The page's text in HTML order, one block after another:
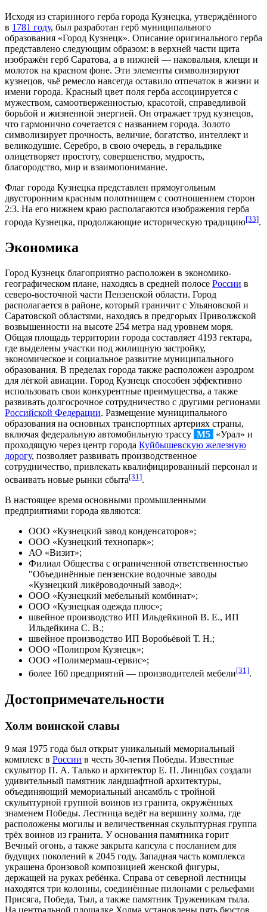
Исходя из старинного герба города Кузнецка, утверждённого
в 1781 году, был разработан герб муниципального
образования «Город Кузнецк». Описание оригинального герба
представлено следующим образом: в верхней части щита
изображён герб Саратова, а в нижней — наковальня, клещи и
молоток на красном фоне. Эти элементы символизируют
кузнецов, чьё ремесло навсегда оставило отпечаток в жизни и
имени города. Красный цвет поля герба ассоциируется с
мужеством, самоотверженностью, красотой, справедливой
борьбой и жизненной энергией. Он отражает труд кузнецов,
что гармонично сочетается с названием города. Золото
символизирует прочность, величие, богатство, интеллект и
великодушие. Серебро, в свою очередь, в геральдике
олицетворяет простоту, совершенство, мудрость,
благородство, мир и взаимопонимание.
Флаг города Кузнецка представлен прямоугольным
двусторонним красным полотнищем с соотношением сторон
2:3. На его нижнем краю располагаются изображения герба
города Кузнецка, продолжающие историческую традицию[33].
Экономика
Город Кузнецк благоприятно расположен в экономико-
географическом плане, находясь в средней полосе России в
северо-восточной части Пензенской области. Город
располагается в районе, который граничит с Ульяновской и
Саратовской областями, находясь в предгорьях Приволжской
возвышенности на высоте 254 метра над уровнем моря.
Общая площадь территории города составляет 4193 гектара,
где выделены участки под жилищную застройку,
экономическое и социальное развитие муниципального
образования. В пределах города также расположен аэродром
для лёгкой авиации. Город Кузнецк способен эффективно
использовать свои конкурентные преимущества, а также
развивать долгосрочное сотрудничество с другими регионами
Российской Федерации. Размещение муниципального
образования на основных транспортных артериях страны,
включая федеральную автомобильную трассу М5
«Урал» и
проходящую через центр города Куйбышевскую железную
дорогу, позволяет развивать производственное
сотрудничество, привлекать квалифицированный персонал и
осваивать новые рынки сбыта[31].
В настоящее время основными промышленными
предприятиями города являются:
ООО «Кузнецкий завод конденсаторов»;
ООО «Кузнецкий технопарк»;
АО «Визит»;
Филиал Общества с ограниченной ответственностью
"Объединённые пензенские водочные заводы
«Кузнецкий ликёроводочный завод»;
ООО «Кузнецкий мебельный комбинат»;
ООО «Кузнецкая одежда плюс»;
швейное производство ИП Ильдейкиной В. Е., ИП
Ильдейкина С. В.;
швейное производство ИП Воробьёвой Т. Н.;
ООО «Полипром Кузнецк»;
ООО «Полимермаш-сервис»;
более 160 предприятий — производителей мебели[31].
Достопримечательности
Холм воинской славы
9 мая 1975 года был открыт уникальный мемориальный
комплекс в России в честь 30-летия Победы. Известные
скульптор П. А. Талько и архитектор Е. П. Линцбах создали
удивительный памятник ландшафтной архитектуры,
объединяющий мемориальный ансамбль с тройной
скульптурной группой воинов из гранита, окружённых
знаменем Победы. Лестница ведёт на вершину холма, где
расположены могилы и величественная скульптурная группа
трёх воинов из гранита. У основания памятника горит
Вечный огонь, а также закрыта капсула с посланием для
будущих поколений к 2045 году. Западная часть комплекса
украшена бронзовой композицией женской фигуры,
держащей на руках ребёнка. Справа от северной лестницы
находятся три колонны, соединённые пилонами с рельефами
Присяга, Победа, Тыл, а также памятник Труженикам тыла.